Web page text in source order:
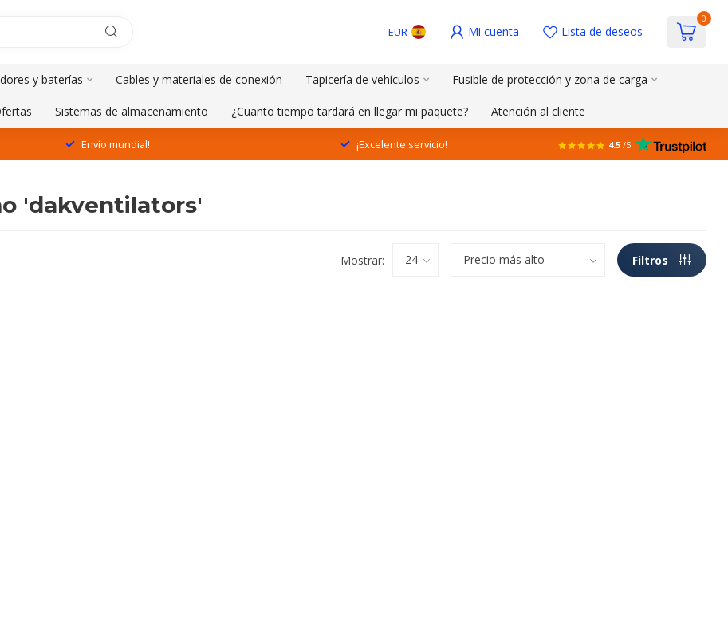
EUR Mi cuenta Lista de deseos
0
y baterías Cables y materiales de conexión Tapicería de vehículos Fusible de protección y zona de carga
Sistemas de almacenamiento ¿Cuanto tiempo tardará en llegar mi paquete? Atención al cliente
Envío mundial! ¡Excelente servicio! 4.5 /5
'dakventilators'
Mostrar: Filtros